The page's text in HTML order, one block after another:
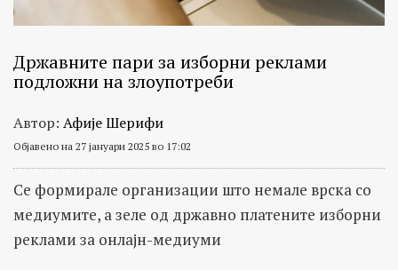
Државните пари за изборни реклами
подложни на злоупотреби
Автор: Афије Шерифи
Објавено на 27 јануари 2025 во 17:02
Се формирале организации што немале врска со
медиумите, а зеле од државно платените изборни
реклами за онлајн-медиуми